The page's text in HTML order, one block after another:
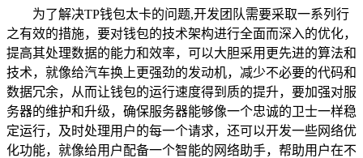
为了解决TP钱包太卡的问题,开发团队需要采取一系列行
之有效的措施，要对钱包的技术架构进行全面而深入的优化，
提高其处理数据的能力和效率，可以大胆采用更先进的算法和
技术，就像给汽车换上更强劲的发动机，减少不必要的代码和
数据冗余，从而让钱包的运行速度得到质的提升，要加强对服
务器的维护和升级，确保服务器能够像一个忠诚的卫士一样稳
定运行，及时处理用户的每一个请求，还可以开发一些网络优
化功能，就像给用户配备一个智能的网络助手，帮助用户在不